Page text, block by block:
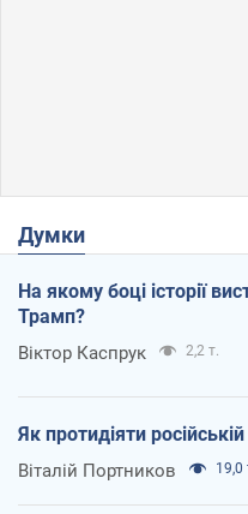
Думки
На якому боці історії
Трамп?
Віктор Каспрук 2,2 т.
Як протидіяти російській
Віталій Портников 19,0